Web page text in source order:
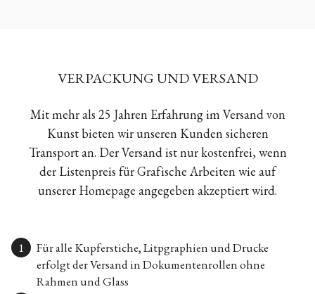
VERPACKUNG UND VERSAND
Mit mehr als 25 Jahren Erfahrung im Versand von
Kunst bieten wir unseren Kunden sicheren
Transport an. Der Versand ist nur kostenfrei, wenn
der Listenpreis für Grafische Arbeiten wie auf
unserer Homepage angegeben akzeptiert wird.
Für alle Kupferstiche, Litpgraphien und Drucke
erfolgt der Versand in Dokumentenrollen ohne
Rahmen und Glass